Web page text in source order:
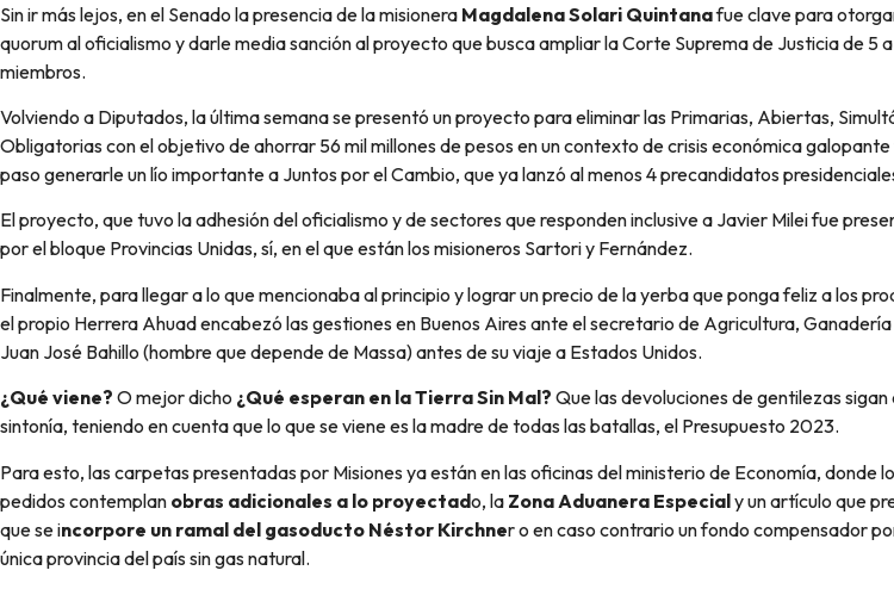
Sin ir más lejos, en el Senado la presencia de la misionera Magdalena Solari Quintanafue clave para
quorum al oficialismo y darle media sanción al proyecto que busca ampliar la Corte Suprema de Justicia de 5 a
miembros.
Volviendo a Diputados, la última semana se presentó un proyecto para eliminar las Primarias, Abiertas,
Obligatorias con el objetivo de ahorrar 56 mil millones de pesos en un contexto de crisis económica galopante
paso generarle un lío importante a Juntos por el Cambio, que ya lanzó al menos 4 precandidatos
El proyecto, que tuvo la adhesión del oficialismo y de sectores que responden inclusive a Javier Milei fue
por el bloque Provincias Unidas, sí, en el que están los misioneros Sartori y Fernández.
Finalmente, para llegar a lo que mencionaba al principio y lograr un precio de la yerba que ponga feliz a los
el propio Herrera Ahuad encabezó las gestiones en Buenos Aires ante el secretario de Agricultura,
Juan José Bahillo (hombre que depende de Massa) antes de su viaje a Estados Unidos.
¿Qué viene? O mejor dicho ¿Qué esperan en la Tierra Sin Mal? Que las devoluciones de gentilezas sigan
sintonía, teniendo en cuenta que lo que se viene es la madre de todas las batallas, el Presupuesto 2023.
Para esto, las carpetas presentadas por Misiones ya están en las oficinas del ministerio de Economía, donde
pedidos contemplan obras adicionales a lo proyectado, la Zona Aduanera Especialy un artículo que
que se incorpore un ramal del gasoducto Néstor Kirchner o en caso contrario un fondo compensador
única provincia del país sin gas natural.